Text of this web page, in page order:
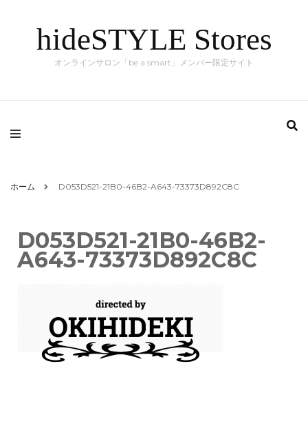
hideSTYLE Stores
オンラインサロン「be a smart」メンバー限定サイト
ホーム D053D521-21B0-46B2-A643-73373D892C8C
D053D521-21B0-46B2-
A643-73373D892C8C